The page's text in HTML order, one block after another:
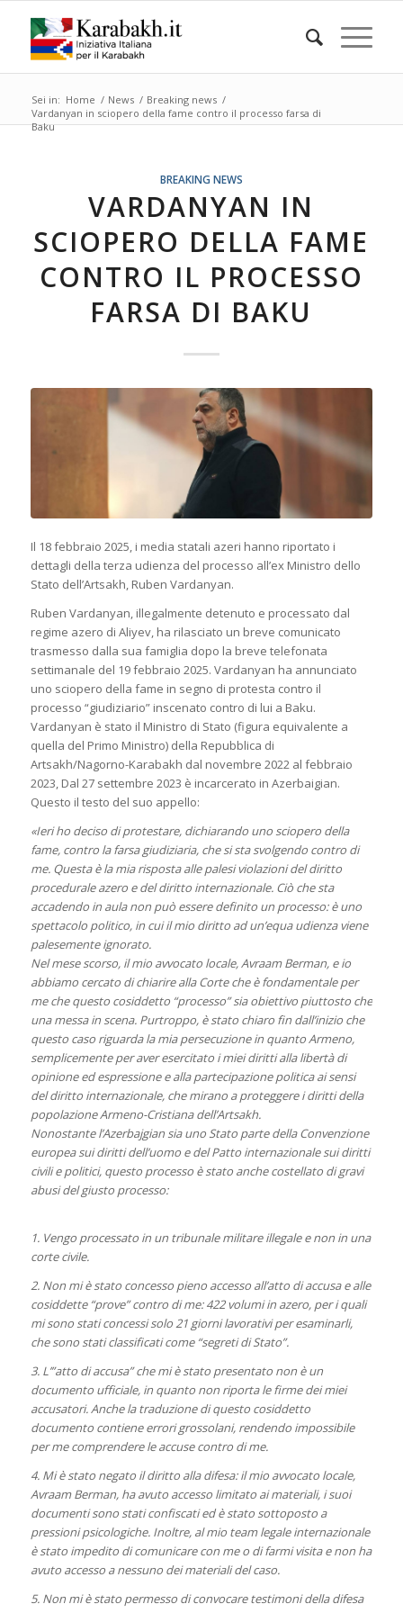
Sei in: Home / News / Breaking news /
Vardanyan in sciopero della fame contro il processo farsa di
Baku
BREAKING NEWS
VARDANYAN IN
SCIOPERO DELLA FAME
CONTRO IL PROCESSO
FARSA DI BAKU
Il 18 febbraio 2025, i media statali azeri hanno riportato i
dettagli della terza udienza del processo all’ex Ministro dello
Stato dell’Artsakh, Ruben Vardanyan.
Ruben Vardanyan, illegalmente detenuto e processato dal
regime azero di Aliyev, ha rilasciato un breve comunicato
trasmesso dalla sua famiglia dopo la breve telefonata
settimanale del 19 febbraio 2025. Vardanyan ha annunciato
uno sciopero della fame in segno di protesta contro il
processo “giudiziario” inscenato contro di lui a Baku.
Vardanyan è stato il Ministro di Stato (figura equivalente a
quella del Primo Ministro) della Repubblica di
Artsakh/Nagorno-Karabakh dal novembre 2022 al febbraio
2023, Dal 27 settembre 2023 è incarcerato in Azerbaigian.
Questo il testo del suo appello:
«Ieri ho deciso di protestare, dichiarando uno sciopero della
fame, contro la farsa giudiziaria, che si sta svolgendo contro di
me. Questa è la mia risposta alle palesi violazioni del diritto
procedurale azero e del diritto internazionale. Ciò che sta
accadendo in aula non può essere definito un processo: è uno
spettacolo politico, in cui il mio diritto ad un’equa udienza viene
palesemente ignorato.
Nel mese scorso, il mio avvocato locale, Avraam Berman, e io
abbiamo cercato di chiarire alla Corte che è fondamentale per
me che questo cosiddetto “processo” sia obiettivo piuttosto che
una messa in scena. Purtroppo, è stato chiaro fin dall’inizio che
questo caso riguarda la mia persecuzione in quanto Armeno,
semplicemente per aver esercitato i miei diritti alla libertà di
opinione ed espressione e alla partecipazione politica ai sensi
del diritto internazionale, che mirano a proteggere i diritti della
popolazione Armeno-Cristiana dell’Artsakh.
Nonostante l’Azerbajgian sia uno Stato parte della Convenzione
europea sui diritti dell’uomo e del Patto internazionale sui diritti
civili e politici, questo processo è stato anche costellato di gravi
abusi del giusto processo:
1. Vengo processato in un tribunale militare illegale e non in una
corte civile.
2. Non mi è stato concesso pieno accesso all’atto di accusa e alle
cosiddette “prove” contro di me: 422 volumi in azero, per i quali
mi sono stati concessi solo 21 giorni lavorativi per esaminarli,
che sono stati classificati come “segreti di Stato”.
3. L’”atto di accusa” che mi è stato presentato non è un
documento ufficiale, in quanto non riporta le firme dei miei
accusatori. Anche la traduzione di questo cosiddetto
documento contiene errori grossolani, rendendo impossibile
per me comprendere le accuse contro di me.
4. Mi è stato negato il diritto alla difesa: il mio avvocato locale,
Avraam Berman, ha avuto accesso limitato ai materiali, i suoi
documenti sono stati confiscati ed è stato sottoposto a
pressioni psicologiche. Inoltre, al mio team legale internazionale
è stato impedito di comunicare con me o di farmi visita e non ha
avuto accesso a nessuno dei materiali del caso.
5. Non mi è stato permesso di convocare testimoni della difesa